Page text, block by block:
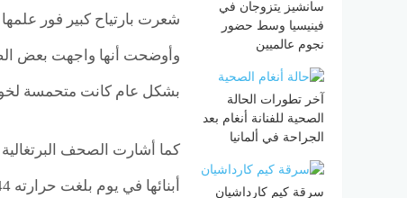
سانشيز يتزوجان في
فينيسيا وسط حضور
نجوم عالميين
آخر تطورات الحالة
الصحية للفنانة أنغام بعد
الجراحة في ألمانيا
سرقة كيم كارداشيان
شعرت بارتياح كبير فور
وأوضحت أنها واجهت بعض
بشكل عام كانت متحمسة
كما أشارت الصحف